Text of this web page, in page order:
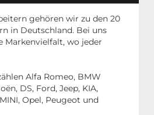
gehören wir zu den 20
in Deutschland. Bei uns
Markenvielfalt, wo jeder
Alfa Romeo, BMW
DS, Ford, Jeep, KIA,
Opel, Peugeot und